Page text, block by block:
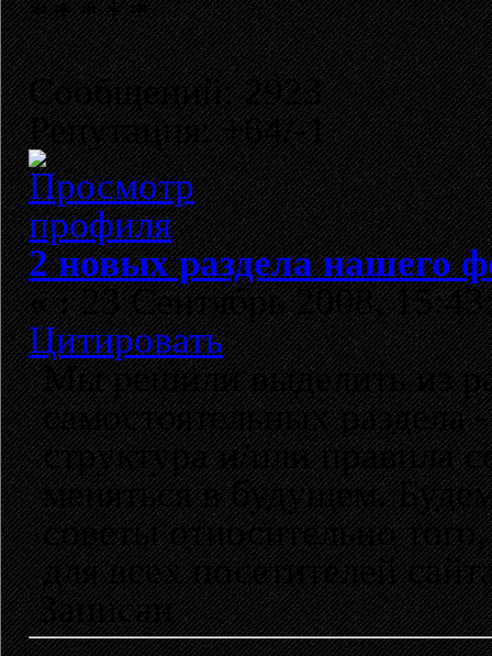
Сообщений: 2923
Репутация: +64/-1
2 новых раздела нашего
«:23 Сентябрь 2008,
Цитировать
Мы решили выделить из
самостоятельных
структура и/или правила
меняться в будущем.
советы относительно
для всех посетителей
Записан